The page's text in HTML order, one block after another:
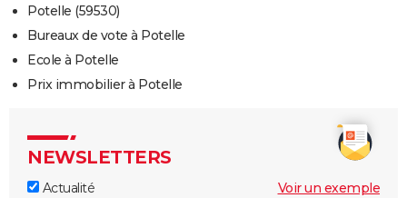
Potelle (59530)
Bureaux de vote à Potelle
Ecole à Potelle
Prix immobilier à Potelle
NEWSLETTERS
Actualité
Voir un exemple